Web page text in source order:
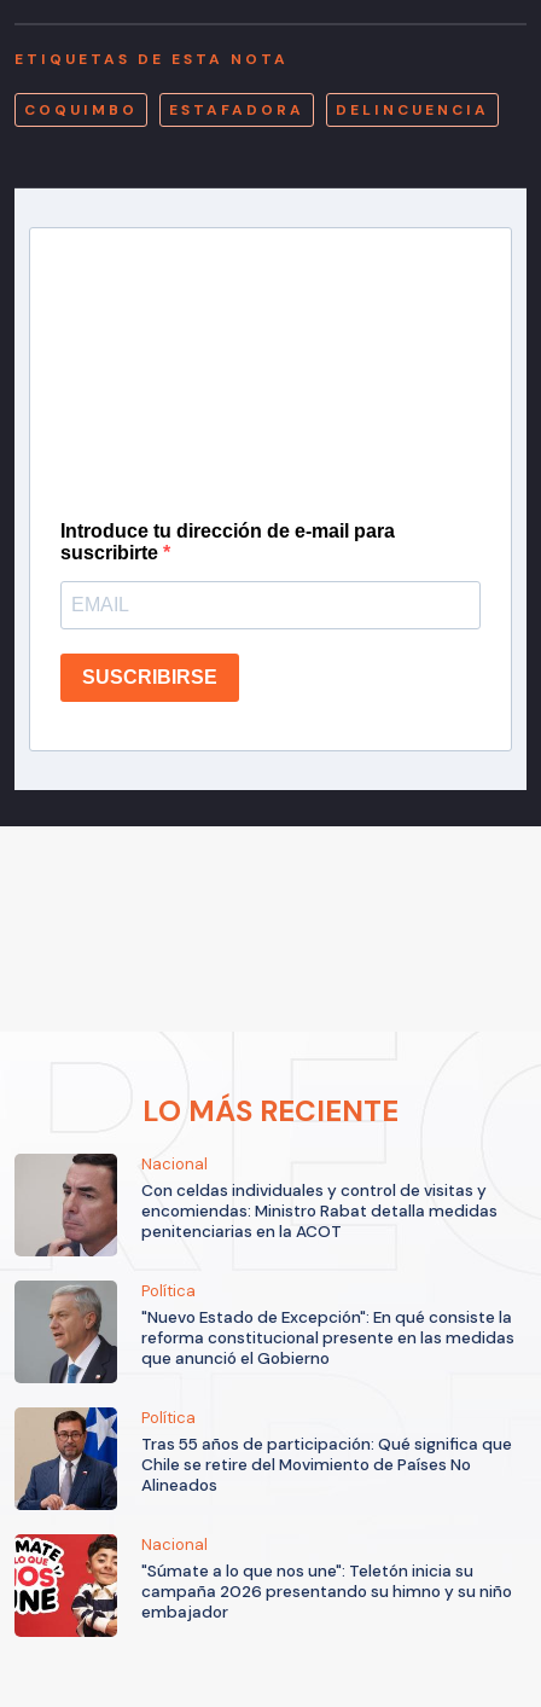
ETIQUETAS DE ESTA NOTA
COQUIMBO ESTAFADORA DELINCUENCIA
Introduce tu dirección de e-mail para
suscribirte
SUSCRIBIRSE
LO MÁS RECIENTE
Nacional
Con celdas individuales y control de visitas y
encomiendas: Ministro Rabat detalla medidas
penitenciarias en la ACOT
Política
"Nuevo Estado de Excepción": En qué consiste la
reforma constitucional presente en las medidas
que anunció el Gobierno
Política
Tras 55 años de participación: Qué significa que
Chile se retire del Movimiento de Países No
Alineados
Nacional
"Súmate a lo que nos une": Teletón inicia su
campaña 2026 presentando su himno y su niño
embajador